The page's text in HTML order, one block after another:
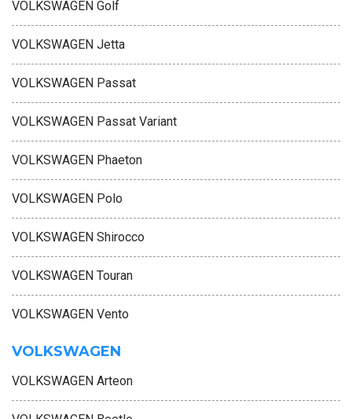
VOLKSWAGEN Golf
VOLKSWAGEN Jetta
VOLKSWAGEN Passat
VOLKSWAGEN Passat Variant
VOLKSWAGEN Phaeton
VOLKSWAGEN Polo
VOLKSWAGEN Shirocco
VOLKSWAGEN Touran
VOLKSWAGEN Vento
VOLKSWAGEN
VOLKSWAGEN Arteon